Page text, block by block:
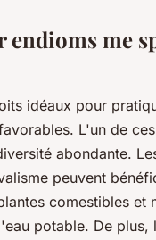
endioms me
idéaux pour
L'un de
abondante.
peuvent
comestibles et
potable. De